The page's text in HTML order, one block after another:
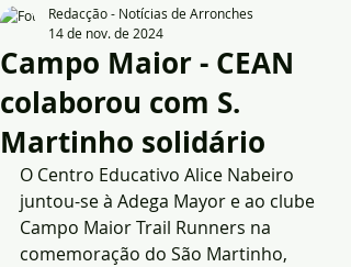
Campo Maior - CEAN
colaborou com S.
Martinho solidário
Redacção - Notícias de Arronches
14 de nov. de 2024
O Centro Educativo Alice Nabeiro
juntou-se à Adega Mayor e ao clube
Campo Maior Trail Runners na
comemoração do São Martinho,